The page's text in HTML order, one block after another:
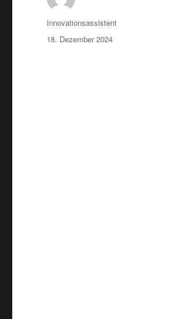
Autor
Innovationsassistent
Veröffentlicht
18. Dezember 2024